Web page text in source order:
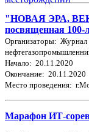
"НОВАЯ ЭРА, ВЕК
посвященная 100-
Организаторы: Журнал
Начало: 20.11.2020
Окончание: 20.11.2020
Место проведения:
Марафон ИТ-